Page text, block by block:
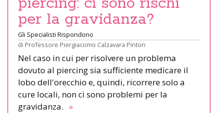
per la gravidanza?
Gli Specialisti Rispondono
di Professore Piergiacomo Calzavara Pinton
Nel caso in cui per risolvere un problema
dovuto al piercing sia sufficiente medicare il
lobo dell'orecchio e, quindi, ricorrere solo a
cure locali, non ci sono problemi per la
gravidanza. »